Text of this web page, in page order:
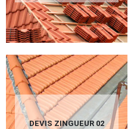
DEVIS ZINGUEUR 02